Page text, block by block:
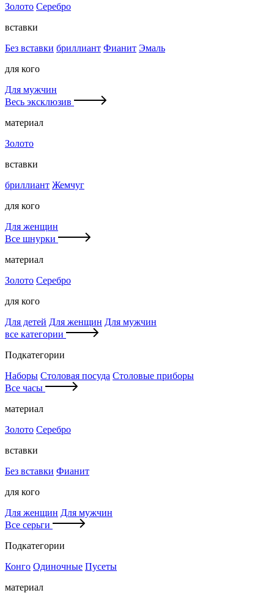
Золото Серебро
вставки
Без вставки бриллиант Фианит Эмаль
для кого
Для мужчин
Весь эксклюзив
материал
Золото
вставки
бриллиант Жемчуг
для кого
Для женщин
Все шнурки
материал
Золото Серебро
для кого
Для детей Для женщин Для мужчин
все категории
Подкатегории
Наборы Столовая посуда Столовые приборы
Все часы
материал
Золото Серебро
вставки
Без вставки Фианит
для кого
Для женщин Для мужчин
Все серьги
Подкатегории
Конго Одиночные Пусеты
материал